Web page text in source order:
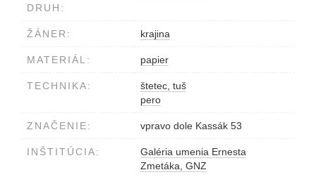
DRUH:
ŽÁNER: krajina
MATERIÁL: papier
TECHNIKA:
štetec, tuš
pero
ZNAČENIE: vpravo dole Kassák 53
INŠTITÚCIA:
Galéria umenia Ernesta
Zmetáka, GNZ